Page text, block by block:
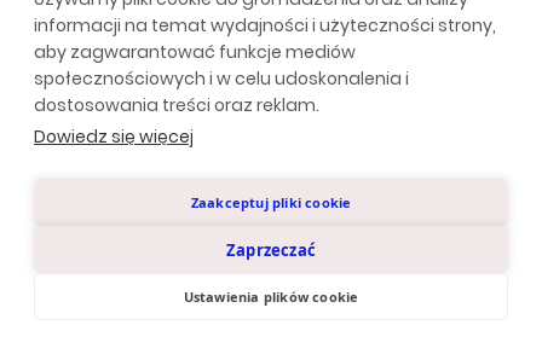
informacji na temat wydajności i użyteczności strony,
aby zagwarantować funkcje mediów
społecznościowych i w celu udoskonalenia i
dostosowania treści oraz reklam.
Dowiedz się więcej
Zaakceptuj pliki cookie
Zaprzeczać
Ustawienia plików cookie
szczególnie tymi pochodzenia roślinnego.
Sprawdź